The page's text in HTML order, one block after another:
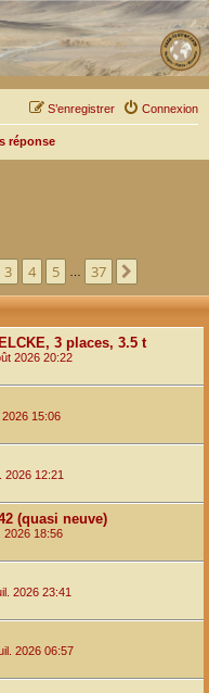
Connexion
S’enregistrer
réponse
37
3 4 5 37
3 places, 3.5 t
2026 20:22
2026 15:06
2026 12:21
(quasi neuve)
2026 18:56
2026 23:41
2026 06:57